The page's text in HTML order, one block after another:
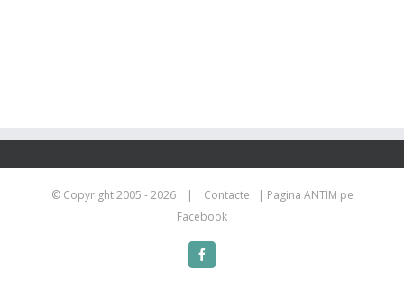
© Copyright 2005 -2026 | Contacte | Pagina ANTIM pe
Facebook